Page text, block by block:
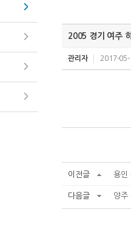
2005 경기 여주
관리자 2017-
이전글 용인
다음글 양주